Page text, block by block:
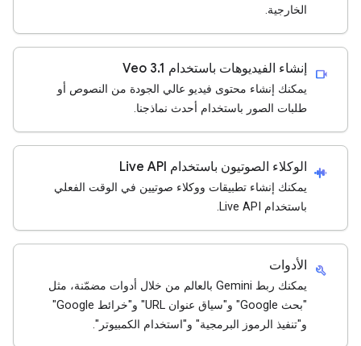
الخارجية.
videocam إنشاء الفيديوهات باستخدام Veo 3.1
يمكنك إنشاء محتوى فيديو عالي الجودة من النصوص أو
طلبات الصور باستخدام أحدث نماذجنا.
android_recorder الوكلاء الصوتيون باستخدام Live API
يمكنك إنشاء تطبيقات ووكلاء صوتيين في الوقت الفعلي
باستخدام Live API.
build الأدوات
يمكنك ربط Gemini بالعالم من خلال أدوات مضمّنة، مثل
"بحث Google" و"سياق عنوان URL" و"خرائط Google"
و"تنفيذ الرموز البرمجية" و"استخدام الكمبيوتر".